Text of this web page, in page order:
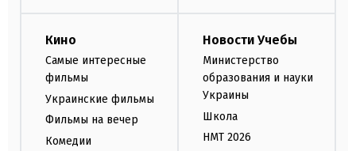
Кино
Самые интересные
фильмы
Украинские фильмы
Фильмы на вечер
Комедии
Новости Учебы
Министерство
образования и науки
Украины
Школа
НМТ 2026